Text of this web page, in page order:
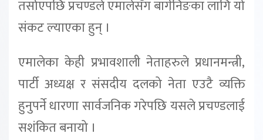
तर्साएपछि प्रचण्डले एमालेसँग बार्गेनिङका लागि यो
संकट ल्याएका हुन् ।
एमालेका केही प्रभावशाली नेताहरुले प्रधानमन्त्री,
पार्टी अध्यक्ष र संसदीय दलको नेता एउटै व्यक्ति
हुनुपर्ने धारणा सार्वजनिक गरेपछि यसले प्रचण्डलाई
सशंकित बनायो ।